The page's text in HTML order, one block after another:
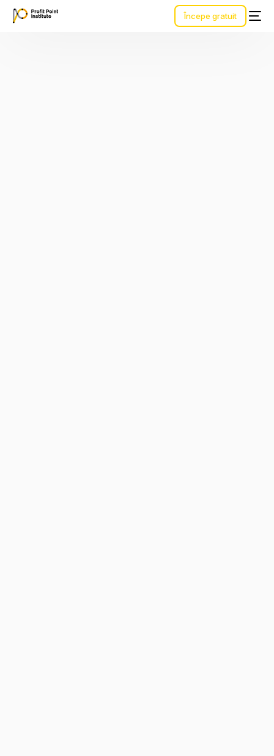
Începe gratuit